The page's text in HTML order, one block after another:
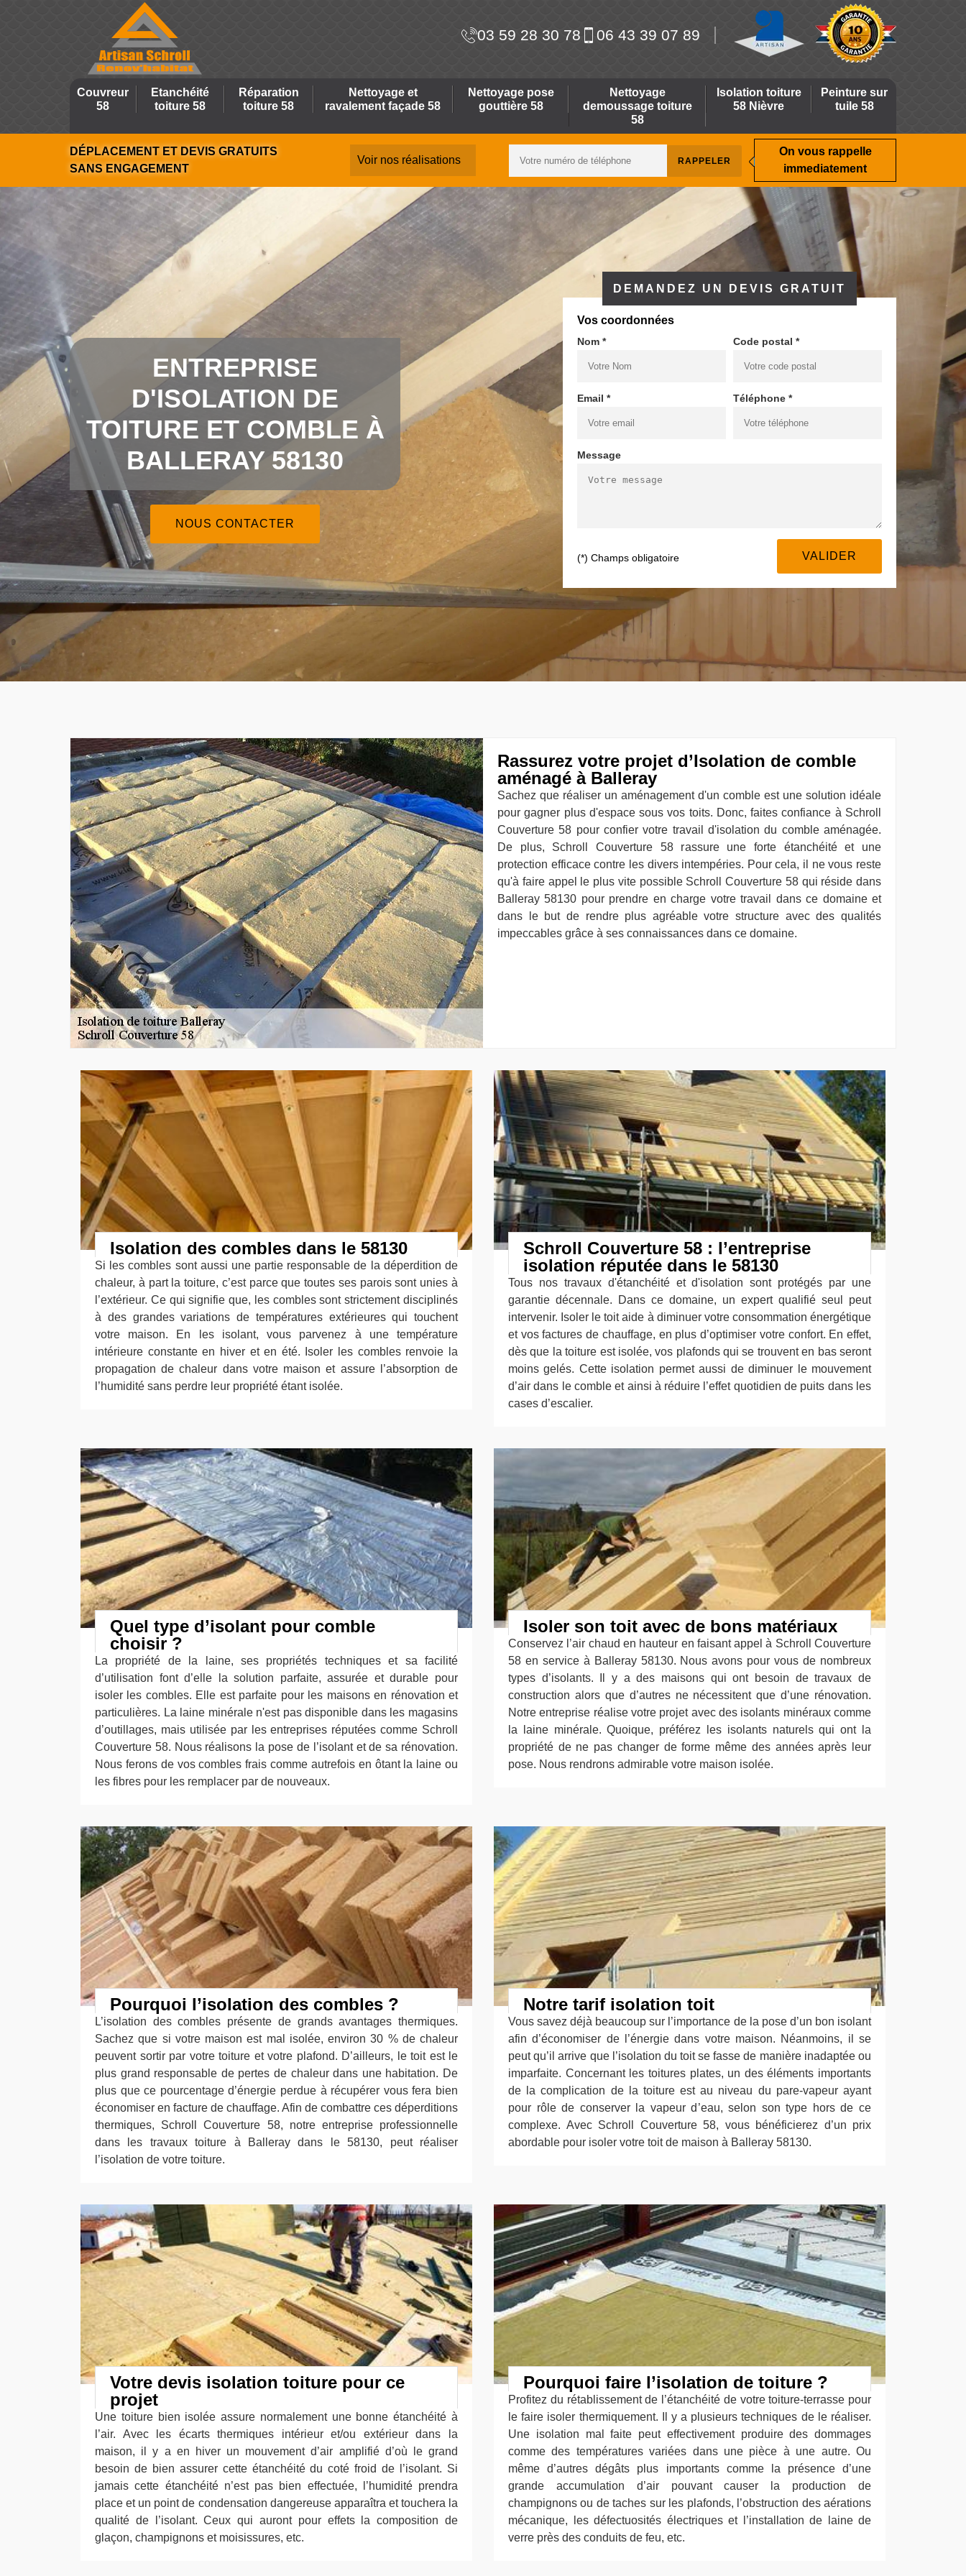
03 59 28 30 78 06 43 39 07 89
Couvreur
58
Etanchéité
toiture 58
Réparation
toiture 58
Nettoyage et
ravalement façade 58
Nettoyage pose
gouttière 58
Nettoyage
demoussage toiture
58
Isolation toiture
58 Nièvre
Peinture sur
tuile 58
DÉPLACEMENT ET DEVIS GRATUITS
SANS ENGAGEMENT
Voir nos réalisations
On vous rappelle
immediatement
ENTREPRISE
D'ISOLATION DE
TOITURE ET COMBLE À
BALLERAY 58130
NOUS CONTACTER
DEMANDEZ UN DEVIS GRATUIT
Vos coordonnées
Nom * Code postal *
Email * Téléphone *
Message
(*) Champs obligatoire
Rassurez votre projet d’Isolation de comble
aménagé à Balleray
Sachez que réaliser un aménagement d'un comble est une solution idéale
pour gagner plus d'espace sous vos toits. Donc, faites confiance à Schroll
Couverture 58 pour confier votre travail d'isolation du comble aménagée.
De plus, Schroll Couverture 58 rassure une forte étanchéité et une
protection efficace contre les divers intempéries. Pour cela, il ne vous reste
qu'à faire appel le plus vite possible Schroll Couverture 58 qui réside dans
Balleray 58130 pour prendre en charge votre travail dans ce domaine et
dans le but de rendre plus agréable votre structure avec des qualités
impeccables grâce à ses connaissances dans ce domaine.
Isolation des combles dans le 58130
Si les combles sont aussi une partie responsable de la déperdition de
chaleur, à part la toiture, c’est parce que toutes ses parois sont unies à
l’extérieur. Ce qui signifie que, les combles sont strictement disciplinés
à des grandes variations de températures extérieures qui touchent
votre maison. En les isolant, vous parvenez à une température
intérieure constante en hiver et en été. Isoler les combles renvoie la
propagation de chaleur dans votre maison et assure l’absorption de
l’humidité sans perdre leur propriété étant isolée.
Schroll Couverture 58 : l’entreprise
isolation réputée dans le 58130
Tous nos travaux d'étanchéité et d'isolation sont protégés par une
garantie décennale. Dans ce domaine, un expert qualifié seul peut
intervenir. Isoler le toit aide à diminuer votre consommation énergétique
et vos factures de chauffage, en plus d’optimiser votre confort. En effet,
dès que la toiture est isolée, vos plafonds qui se trouvent en bas seront
moins gelés. Cette isolation permet aussi de diminuer le mouvement
d’air dans le comble et ainsi à réduire l’effet quotidien de puits dans les
cases d’escalier.
Quel type d’isolant pour comble
choisir ?
La propriété de la laine, ses propriétés techniques et sa facilité
d’utilisation font d’elle la solution parfaite, assurée et durable pour
isoler les combles. Elle est parfaite pour les maisons en rénovation et
particulières. La laine minérale n'est pas disponible dans les magasins
d’outillages, mais utilisée par les entreprises réputées comme Schroll
Couverture 58. Nous réalisons la pose de l’isolant et de sa rénovation.
Nous ferons de vos combles frais comme autrefois en ôtant la laine ou
les fibres pour les remplacer par de nouveaux.
Isoler son toit avec de bons matériaux
Conservez l’air chaud en hauteur en faisant appel à Schroll Couverture
58 en service à Balleray 58130. Nous avons pour vous de nombreux
types d’isolants. Il y a des maisons qui ont besoin de travaux de
construction alors que d’autres ne nécessitent que d’une rénovation.
Notre entreprise réalise votre projet avec des isolants minéraux comme
la laine minérale. Quoique, préférez les isolants naturels qui ont la
propriété de ne pas changer de forme même des années après leur
pose. Nous rendrons admirable votre maison isolée.
Pourquoi l’isolation des combles ?
L’isolation des combles présente de grands avantages thermiques.
Sachez que si votre maison est mal isolée, environ 30 % de chaleur
peuvent sortir par votre toiture et votre plafond. D’ailleurs, le toit est le
plus grand responsable de pertes de chaleur dans une habitation. De
plus que ce pourcentage d’énergie perdue à récupérer vous fera bien
économiser en facture de chauffage. Afin de combattre ces déperditions
thermiques, Schroll Couverture 58, notre entreprise professionnelle
dans les travaux toiture à Balleray dans le 58130, peut réaliser
l’isolation de votre toiture.
Notre tarif isolation toit
Vous savez déjà beaucoup sur l’importance de la pose d’un bon isolant
afin d’économiser de l’énergie dans votre maison. Néanmoins, il se
peut qu’il arrive que l’isolation du toit se fasse de manière inadaptée ou
imparfaite. Concernant les toitures plates, un des éléments importants
de la complication de la toiture est au niveau du pare-vapeur ayant
pour rôle de conserver la vapeur d’eau, selon son type hors de ce
complexe. Avec Schroll Couverture 58, vous bénéficierez d’un prix
abordable pour isoler votre toit de maison à Balleray 58130.
Votre devis isolation toiture pour ce
projet
Une toiture bien isolée assure normalement une bonne étanchéité à
l’air. Avec les écarts thermiques intérieur et/ou extérieur dans la
maison, il y a en hiver un mouvement d’air amplifié d’où le grand
besoin de bien assurer cette étanchéité du coté froid de l’isolant. Si
jamais cette étanchéité n’est pas bien effectuée, l’humidité prendra
place et un point de condensation dangereuse apparaîtra et touchera la
qualité de l’isolant. Ceux qui auront pour effets la composition de
glaçon, champignons et moisissures, etc.
Pourquoi faire l’isolation de toiture ?
Profitez du rétablissement de l’étanchéité de votre toiture-terrasse pour
le faire isoler thermiquement. Il y a plusieurs techniques de le réaliser.
Une isolation mal faite peut effectivement produire des dommages
comme des températures variées dans une pièce à une autre. Ou
même d’autres dégâts plus importants comme la présence d’une
grande accumulation d’air pouvant causer la production de
champignons ou de taches sur les plafonds, l’obstruction des aérations
mécanique, les défectuosités électriques et l’installation de laine de
verre près des conduits de feu, etc.